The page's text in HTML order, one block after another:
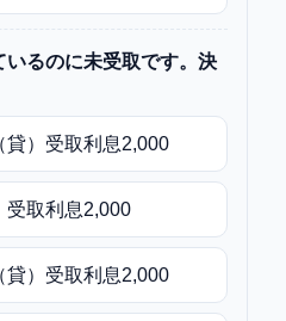
るのに未受取です。決
貸）受取利息2,000
受取利息2,000
貸）受取利息2,000